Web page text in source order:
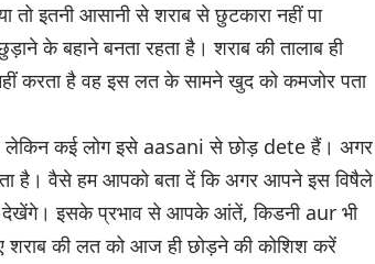
तो इतनी आसानी से शराब से छुटकारा नहीं पा
के बहाने बनता रहता है। शराब की तालाब ही
करता है वह इस लत के सामने खुद को कमजोर पता
लेकिन कई लोग इसे aasani से छोड़ dete हैं। अगर
है। वैसे हम आपको बता दें कि अगर आपने इस विषैले
देखेंगे। इसके प्रभाव से आपके आंतें, किडनी aur भी
शराब की लत को आज ही छोड़ने की कोशिश करें